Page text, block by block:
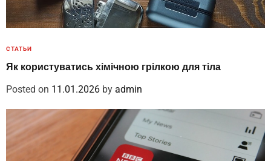
СТАТЬИ
Як користуватись хімічною грілкою для тіла
Posted on 11.01.2026 by admin